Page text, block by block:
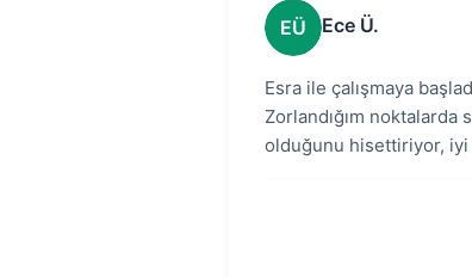
EÜ Ece Ü.
Esra ile çalışmaya
Zorlandığım noktalarda
olduğunu hisettiriyor, iyi